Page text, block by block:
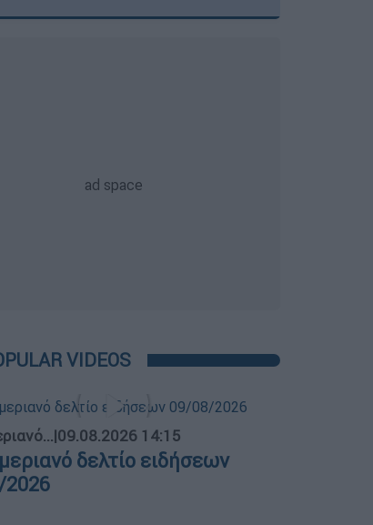
VIDEOS
|09.08.2026 14:15
δελτίο ειδήσεων